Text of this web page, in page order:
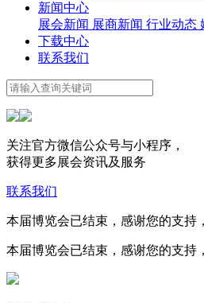
新闻中心
展会新闻 展商新闻 行业动态
下载中心
联系我们
关注官方微信公众号与小程序，
获得更多展会资讯及服务
联系我们
本届博览会已结束，感谢您的支持
本届博览会已结束，感谢您的支持